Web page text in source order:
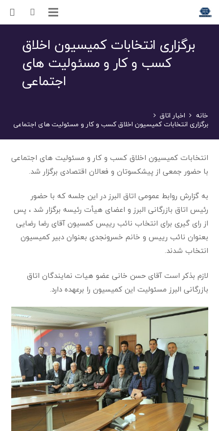
برگزاری انتخابات کمیسیون اخلاق
کسب و کار و مسئولیت های
اجتماعی
خانه اخبار اتاق
برگزاری انتخابات کمیسیون اخلاق کسب و کار و مسئولیت های اجتماعی
انتخابات کمیسیون اخلاق کسب و کار و مسئولیت های اجتماعی
با حضور جمعی از پیشکسوتان و فعالان اقتصادی برگزار شد.
به گزارش روابط عمومی اتاق البرز در این جلسه که با حضور
رئیس اتاق بازرگانی البرز و اعضای هیأت رئیسه برگزار شد ، پس
از رای گیری برای انتخاب نائب رییس کمسیون آقای رضا رضایی
بعنوان نائب رییس و خانم خسرونجدی بعنوان دبیر کمیسیون
انتخاب شدند.
لازم بذکر است آقای حسن خانی عضو هیات نمایندگان اتاق
بازرگانی البرز مسئولیت این کمیسیون را برعهده دارد.